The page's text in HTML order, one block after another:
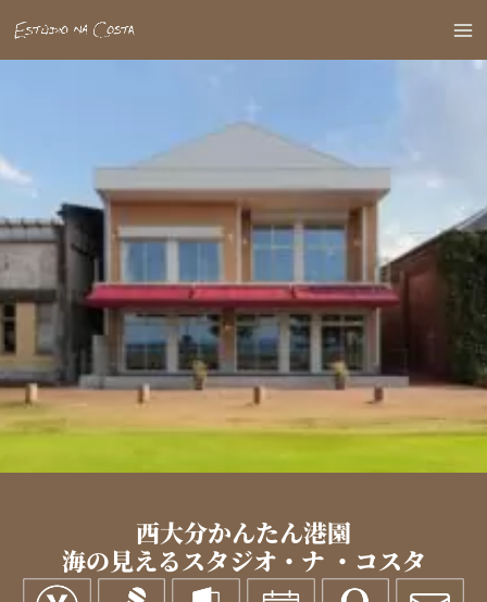
容
ッ
プ
西大分かんたん港園
海の見えるスタジオ・ナ ・コスタ